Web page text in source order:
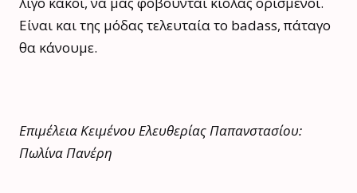
Είναι και της μόδας τελευταία το badass, πάταγο
θα κάνουμε.
Επιμέλεια Κειμένου Ελευθερίας Παπανστασίου:
Πωλίνα Πανέρη